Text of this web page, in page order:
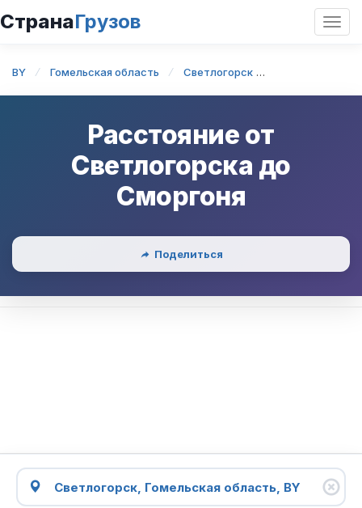
СтранаГрузов
BY Гомельская область Светлогорск
Расстояние от
Светлогорска до
Сморгоня
Поделиться